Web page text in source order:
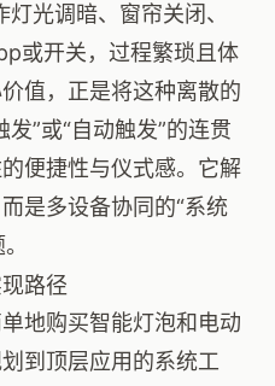
光调暗、窗帘关闭、
或开关，过程繁琐且体
值，正是将这种离散的
”或“自动触发”的连贯
便捷性与仪式感。它解
是多设备协同的“系统
路径
地购买智能灯泡和电动
到顶层应用的系统工